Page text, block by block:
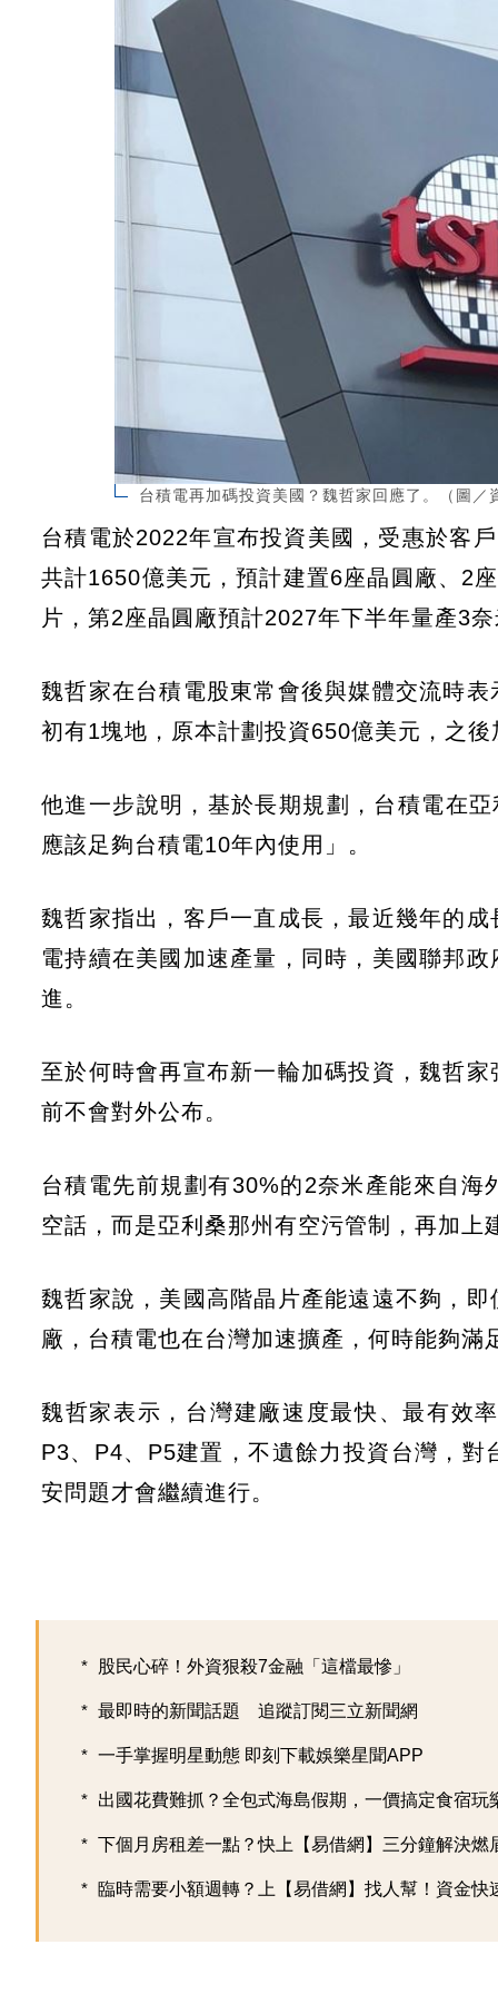
台積電再加碼投資美國？魏哲家回應了。（圖／
台積電於2022年宣布投資美國，受惠於客
共計1650億美元，預計建置6座晶圓廠、2
片，第2座晶圓廠預計2027年下半年量產3
魏哲家在台積電股東常會後與媒體交流時
初有1塊地，原本計劃投資650億美元，之
他進一步說明，基於長期規劃，台積電在
應該足夠台積電10年內使用」。
魏哲家指出，客戶一直成長，最近幾年的
電持續在美國加速產量，同時，美國聯邦
進。
至於何時會再宣布新一輪加碼投資，魏哲
前不會對外公布。
台積電先前規劃有30%的2奈米產能來自
空話，而是亞利桑那州有空污管制，再加
魏哲家說，美國高階晶片產能遠遠不夠，
廠，台積電也在台灣加速擴產，何時能夠滿
魏哲家表示，台灣建廠速度最快、最有效
P3、P4、P5建置，不遺餘力投資台灣，
安問題才會繼續進行。
股民心碎！外資狠殺7金融「這檔最慘」
最即時的新聞話題 追蹤訂閱三立新聞網
一手掌握明星動態 即刻下載娛樂星聞APP
出國花費難抓？全包式海島假期，一價搞定食宿玩
下個月房租差一點？快上【易借網】三分鐘解決燃
臨時需要小額週轉？上【易借網】找人幫！資金快